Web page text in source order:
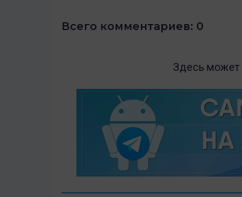
Всего комментариев: 0
Здесь может